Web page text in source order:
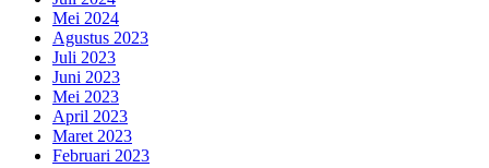
Mei 2024
Agustus 2023
Juli 2023
Juni 2023
Mei 2023
April 2023
Maret 2023
Februari 2023